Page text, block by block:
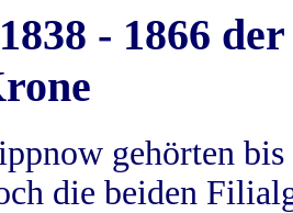
- 1866
gehörten
die beiden